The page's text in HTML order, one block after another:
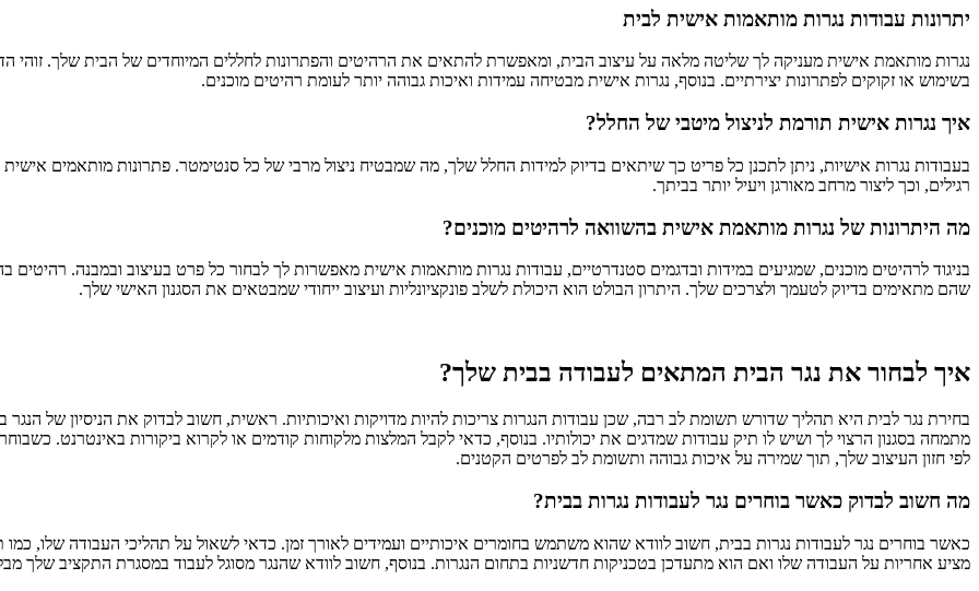
יתרונות עבודות נגרות מותאמות אישית לבית
נגרות מותאמת אישית מעניקה לך שליטה מלאה על עיצוב הבית, ומאפשרת להתאים את הרהיטים והפתרונות לחללים המיוחדים של הבית שלך. זוהי
בשימוש או זקוקים לפתרונות יצירתיים. בנוסף, נגרות אישית מבטיחה עמידות ואיכות גבוהה יותר לעומת רהיטים מוכנים.
איך נגרות אישית תורמת לניצול מיטבי של החלל?
בעבודות נגרות אישיות, ניתן לתכנן כל פריט כך שיתאים בדיוק למידות החלל שלך, מה שמבטיח ניצול מרבי של כל סנטימטר. פתרונות מותאמים
רגילים, וכך ליצור מרחב מאורגן ויעיל יותר בביתך.
מה היתרונות של נגרות מותאמת אישית בהשוואה לרהיטים מוכנים?
בניגוד לרהיטים מוכנים, שמגיעים במידות ובדגמים סטנדרטיים, עבודות נגרות מותאמות אישית מאפשרות לך לבחור כל פרט בעיצוב ובמבנה. רהיטים
שהם מתאימים בדיוק לטעמך ולצרכים שלך. היתרון הבולט הוא היכולת לשלב פונקציונליות ועיצוב ייחודי שמבטאים את הסגנון האישי שלך.
איך לבחור את נגר הבית המתאים לעבודה בבית שלך?
בחירת נגר לבית היא תהליך שדורש תשומת לב רבה, שכן עבודות הנגרות צריכות להיות מדויקות ואיכותיות. ראשית, חשוב לבדוק את הניסיון של הנגר
מתמחה בסגנון הרצוי לך ושיש לו תיק עבודות שמדגים את יכולותיו. בנוסף, כדאי לקבל המלצות מלקוחות קודמים או לקרוא ביקורות באינטרנט.
לפי חזון העיצוב שלך, תוך שמירה על איכות גבוהה ותשומת לב לפרטים הקטנים.
מה חשוב לבדוק כאשר בוחרים נגר לעבודות נגרות בבית?
כאשר בוחרים נגר לעבודות נגרות בבית, חשוב לוודא שהוא משתמש בחומרים איכותיים ועמידים לאורך זמן. כדאי לשאול על תהליכי העבודה שלו,
מציע אחריות על העבודה שלו ואם הוא מתעדכן בטכניקות חדשניות בתחום הנגרות. בנוסף, חשוב לוודא שהנגר מסוגל לעבוד במסגרת התקציב שלך